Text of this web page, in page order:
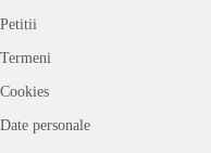
Petitii
Termeni
Cookies
Date personale